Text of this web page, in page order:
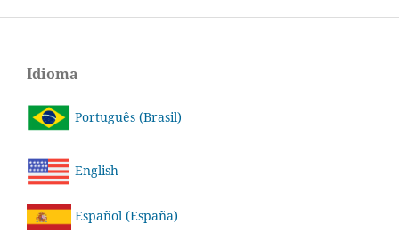
Idioma
Português (Brasil)
English
Español (España)